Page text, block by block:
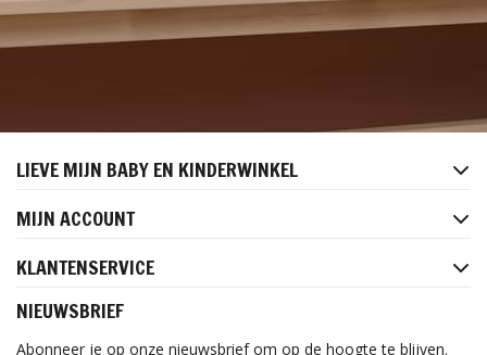
LIEVE MIJN BABY EN KINDERWINKEL
MIJN ACCOUNT
KLANTENSERVICE
NIEUWSBRIEF
Abonneer je op onze nieuwsbrief om op de hoogte te blijven.